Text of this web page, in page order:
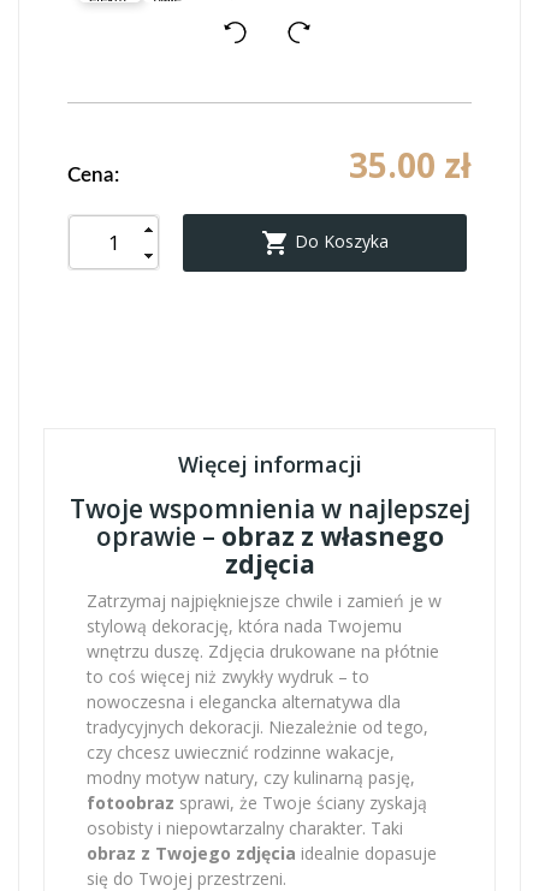
Cena: 35.00 zł
 Do Koszyka
Więcej informacji
Twoje wspomnienia w najlepszej
oprawie – obraz z własnego
zdjęcia
Zatrzymaj najpiękniejsze chwile i zamień je w
stylową dekorację, która nada Twojemu
wnętrzu duszę. Zdjęcia drukowane na płótnie
to coś więcej niż zwykły wydruk – to
nowoczesna i elegancka alternatywa dla
tradycyjnych dekoracji. Niezależnie od tego,
czy chcesz uwiecznić rodzinne wakacje,
modny motyw natury, czy kulinarną pasję,
fotoobraz sprawi, że Twoje ściany zyskają
osobisty i niepowtarzalny charakter. Taki
obraz z Twojego zdjęcia idealnie dopasuje
się do Twojej przestrzeni.